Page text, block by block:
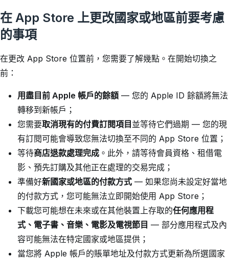
在 App Store 上更改國家或地區前要考慮
的事項
在更改 App Store 位置前，您需要了解幾點。在開始切換之
前：
用盡目前 Apple 帳戶的餘額— 您的 Apple ID 餘額將無法
轉移到新帳戶；
您需要取消現有的付費訂閱項目 並等待它們過期 — 您的現
有訂閱可能會導致您無法切換至不同的 App Store 位置；
等待商店退款處理完成。此外，請等待會員資格、租借電
影、預先訂購及其他正在處理的交易完成；
準備好新國家或地區的付款方式— 如果您尚未設定好當地
的付款方式，您可能無法立即開始使用 App Store；
下載您可能想在未來或在其他裝置上存取的任何應用程
式、電子書、音樂、電影及電視節目 — 部分應用程式及內
容可能無法在特定國家或地區提供；
當您將 Apple 帳戶的賬單地址及付款方式更新為所選國家